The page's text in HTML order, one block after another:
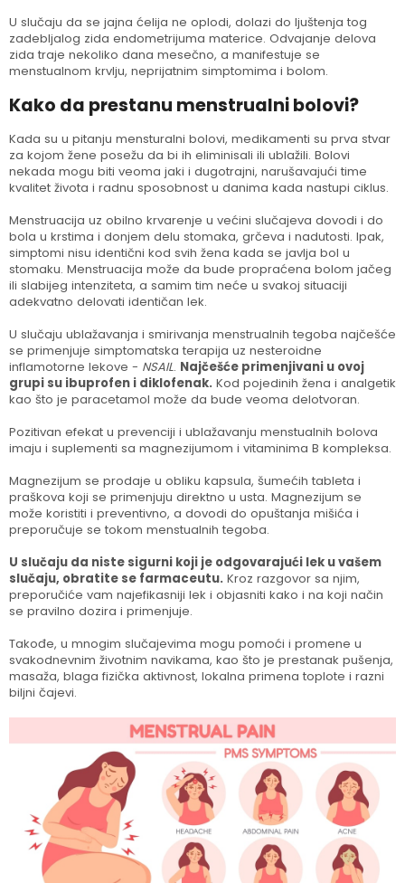
U slučaju da se jajna ćelija ne oplodi, dolazi do ljuštenja tog
zadebljalog zida endometrijuma materice. Odvajanje delova
zida traje nekoliko dana mesečno, a manifestuje se
menstualnom krvlju, neprijatnim simptomima i bolom.
Kako da prestanu menstrualni bolovi?
Kada su u pitanju mensturalni bolovi, medikamenti su prva stvar
za kojom žene posežu da bi ih eliminisali ili ublažili. Bolovi
nekada mogu biti veoma jaki i dugotrajni, narušavajući time
kvalitet života i radnu sposobnost u danima kada nastupi ciklus.
Menstruacija uz obilno krvarenje u većini slučajeva dovodi i do
bola u krstima i donjem delu stomaka, grčeva i nadutosti. Ipak,
simptomi nisu identični kod svih žena kada se javlja bol u
stomaku. Menstruacija može da bude propraćena bolom jačeg
ili slabijeg intenziteta, a samim tim neće u svakoj situaciji
adekvatno delovati identičan lek.
U slučaju ublažavanja i smirivanja menstrualnih tegoba najčešće
se primenjuje simptomatska terapija uz nesteroidne
inflamotorne lekove - NSAIL. Najčešće primenjivani u ovoj
grupi su ibuprofen i diklofenak. Kod pojedinih žena i analgetik
kao što je paracetamol može da bude veoma delotvoran.
Pozitivan efekat u prevenciji i ublažavanju menstualnih bolova
imaju i suplementi sa magnezijumom i vitaminima B kompleksa.
Magnezijum se prodaje u obliku kapsula, šumećih tableta i
praškova koji se primenjuju direktno u usta. Magnezijum se
može koristiti i preventivno, a dovodi do opuštanja mišića i
preporučuje se tokom menstualnih tegoba.
U slučaju da niste sigurni koji je odgovarajući lek u vašem
slučaju, obratite se farmaceutu. Kroz razgovor sa njim,
preporučiće vam najefikasniji lek i objasniti kako i na koji način
se pravilno dozira i primenjuje.
Takođe, u mnogim slučajevima mogu pomoći i promene u
svakodnevnim životnim navikama, kao što je prestanak pušenja,
masaža, blaga fizička aktivnost, lokalna primena toplote i razni
biljni čajevi.